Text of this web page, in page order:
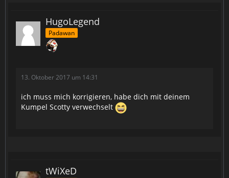
HugoLegend
Padawan
13. Oktober 2017 um 14:31
ich muss mich korrigieren, habe dich mit deinem
Kumpel Scotty verwechselt
tWiXeD